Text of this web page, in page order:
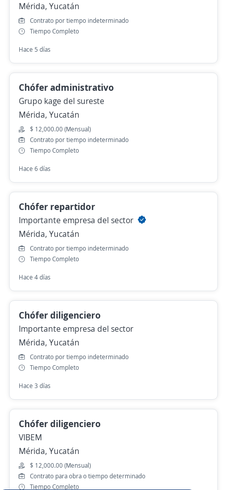
Mérida, Yucatán
Contrato por tiempo indeterminado
Tiempo Completo
Hace 5 días
Chófer administrativo
Grupo kage del sureste
Mérida, Yucatán
$ 12,000.00 (Mensual)
Contrato por tiempo indeterminado
Tiempo Completo
Hace 6 días
Chófer repartidor
Importante empresa del sector
Mérida, Yucatán
Contrato por tiempo indeterminado
Tiempo Completo
Hace 4 días
Chófer diligenciero
Importante empresa del sector
Mérida, Yucatán
Contrato por tiempo indeterminado
Tiempo Completo
Hace 3 días
Chófer diligenciero
VIBEM
Mérida, Yucatán
$ 12,000.00 (Mensual)
Contrato para obra o tiempo determinado
Tiempo Completo